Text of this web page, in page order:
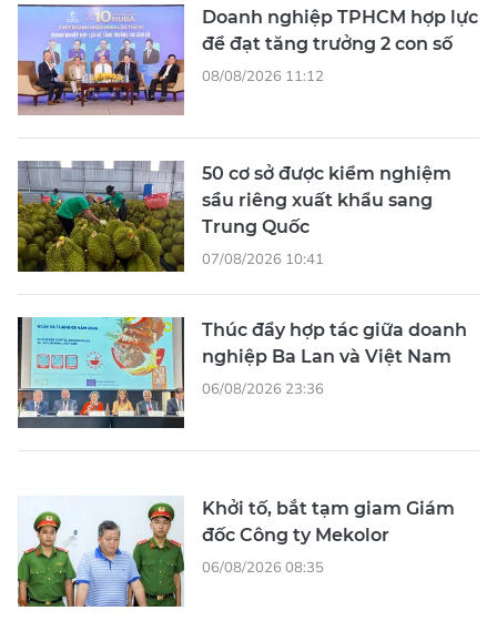
Doanh nghiệp TPHCM hợp lực
để đạt tăng trưởng 2 con số
08/08/2026 11:12
50 cơ sở được kiểm nghiệm
sầu riêng xuất khẩu sang
Trung Quốc
07/08/2026 10:41
Thúc đẩy hợp tác giữa doanh
nghiệp Ba Lan và Việt Nam
06/08/2026 23:36
Khởi tố, bắt tạm giam Giám
đốc Công ty Mekolor
06/08/2026 08:35